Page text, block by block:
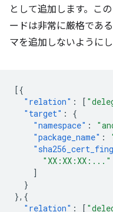
として追加します。こ
ードは非常に厳格であ
マを追加しないようにし
[{
"relation" : [
"target" :
{
"namespace" :
"package_name" :
"XX:XX:XX:..."
]
}
},{
"relation" : [